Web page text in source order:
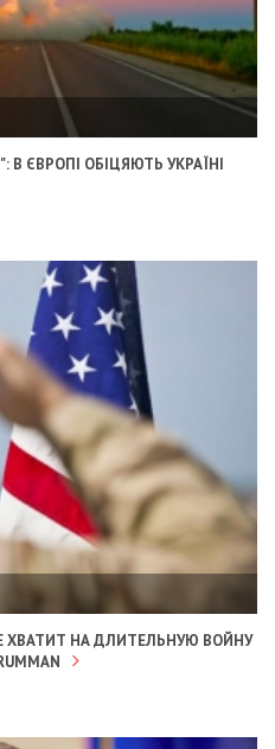
ЄВРОПІ ОБІЦЯЮТЬ УКРАЇНІ
ХВАТИТ НА ДЛИТЕЛЬНУЮ ВОЙНУ